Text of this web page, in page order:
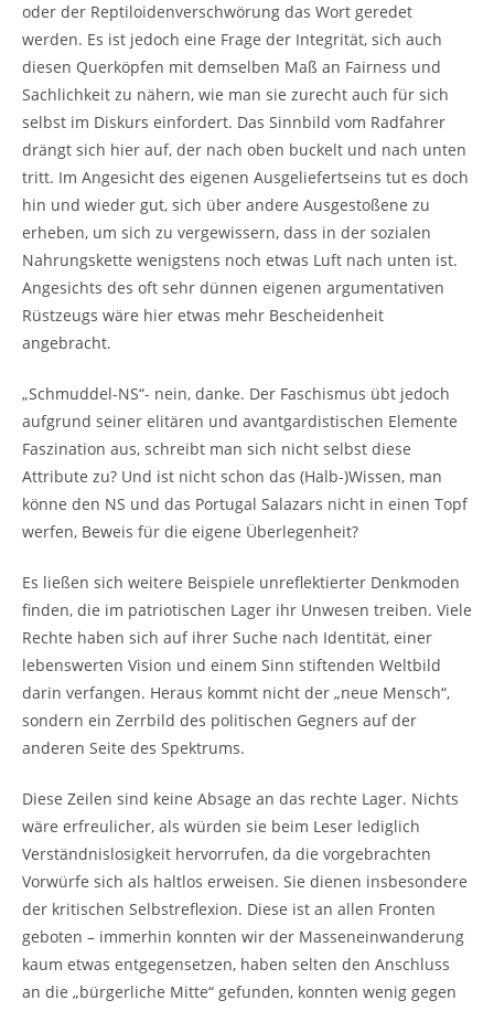
oder der Reptiloidenverschwörung das Wort geredet
werden. Es ist jedoch eine Frage der Integrität, sich auch
diesen Querköpfen mit demselben Maß an Fairness und
Sachlichkeit zu nähern, wie man sie zurecht auch für sich
selbst im Diskurs einfordert. Das Sinnbild vom Radfahrer
drängt sich hier auf, der nach oben buckelt und nach unten
tritt. Im Angesicht des eigenen Ausgeliefertseins tut es doch
hin und wieder gut, sich über andere Ausgestoßene zu
erheben, um sich zu vergewissern, dass in der sozialen
Nahrungskette wenigstens noch etwas Luft nach unten ist.
Angesichts des oft sehr dünnen eigenen argumentativen
Rüstzeugs wäre hier etwas mehr Bescheidenheit
angebracht.
„Schmuddel-NS“- nein, danke. Der Faschismus übt jedoch
aufgrund seiner elitären und avantgardistischen Elemente
Faszination aus, schreibt man sich nicht selbst diese
Attribute zu? Und ist nicht schon das (Halb-)Wissen, man
könne den NS und das Portugal Salazars nicht in einen Topf
werfen, Beweis für die eigene Überlegenheit?
Es ließen sich weitere Beispiele unreflektierter Denkmoden
finden, die im patriotischen Lager ihr Unwesen treiben. Viele
Rechte haben sich auf ihrer Suche nach Identität, einer
lebenswerten Vision und einem Sinn stiftenden Weltbild
darin verfangen. Heraus kommt nicht der „neue Mensch“,
sondern ein Zerrbild des politischen Gegners auf der
anderen Seite des Spektrums.
Diese Zeilen sind keine Absage an das rechte Lager. Nichts
wäre erfreulicher, als würden sie beim Leser lediglich
Verständnislosigkeit hervorrufen, da die vorgebrachten
Vorwürfe sich als haltlos erweisen. Sie dienen insbesondere
der kritischen Selbstreflexion. Diese ist an allen Fronten
geboten – immerhin konnten wir der Masseneinwanderung
kaum etwas entgegensetzen, haben selten den Anschluss
an die „bürgerliche Mitte“ gefunden, konnten wenig gegen